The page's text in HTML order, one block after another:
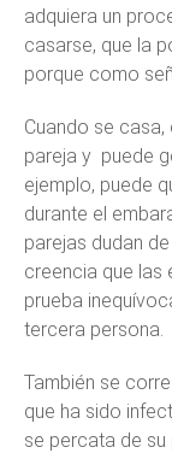
adquiera un
casarse, que la
porque como
Cuando se
pareja y puede
ejemplo, puede
durante el
parejas dudan
creencia que las
prueba
tercera persona.
También se
que ha sido
se percata de